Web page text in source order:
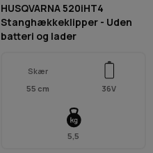
HUSQVARNA 520iHT4
Stanghækkeklipper - Uden
batteri og lader
Skær
55 cm
36V
5,5